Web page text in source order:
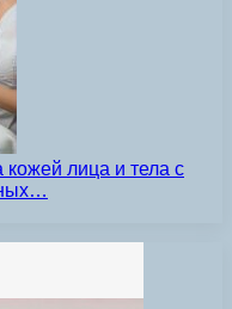
лица и тела с